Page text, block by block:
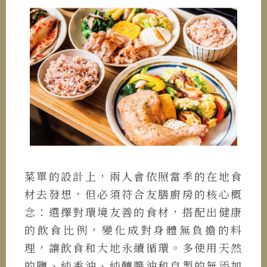
菜單的設計上，兩人會依照當季的在地食
材去發想，但必須符合友膳廚房的核心概
念：選擇對環境友善的食材，搭配出健康
的飲食比例，變化成對身體無負擔的料
理，讓飲食和大地永續循環。多使用天然